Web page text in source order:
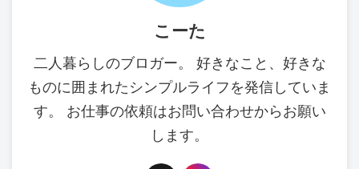
こーた
二人暮らしのブロガー。 好きなこと、好きな
ものに囲まれたシンプルライフを発信していま
す。 お仕事の依頼はお問い合わせからお願い
します。